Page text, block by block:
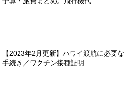
【2023年2月更新】ハワイ渡航に必要な
手続き／ワクチン接種証明...